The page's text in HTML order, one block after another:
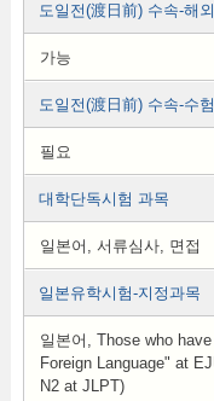
도일전(渡日前) 수속-해
가능
도일전(渡日前) 수속-수
필요
대학단독시험 과목
일본어, 서류심사, 면접
일본유학시험-지정과목
일본어, Those who
Foreign Language" at
N2 at JLPT)